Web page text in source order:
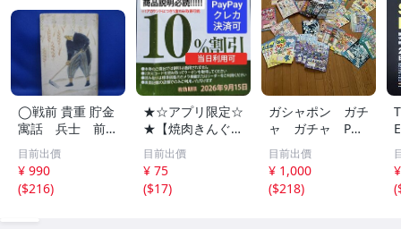
◯戦前 貴重 貯金
寓話 兵士 前
線 昭和１４年
非売品 貯金局 古
い 昭和 レトロ ア
ンティーク ヴィ
目前出價
¥ 990
($216)
★☆アプリ限定☆
★【焼肉きんぐ】
平日いつでもクー
ポン 10%割引券
9月15日まで Pay
Pay・クレカ決済
目前出價
¥ 75
($17)
ガシャポン ガチ
ャ ガチャ POP
ポップ 台紙
非売品 まとめ
て アンパンマ
ン ポケモン ガ
目前出價
¥ 1,000
($218)
(